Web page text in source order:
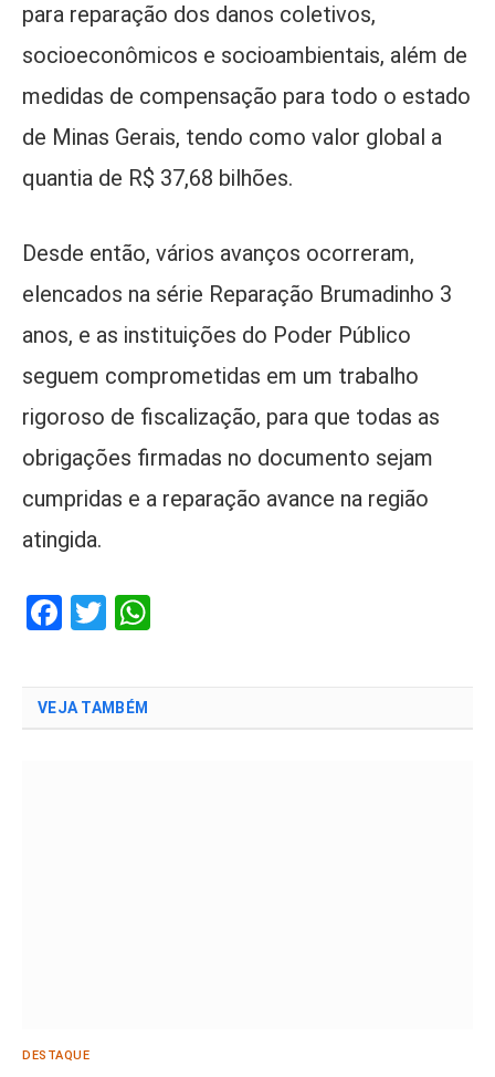
para reparação dos danos coletivos,
socioeconômicos e socioambientais, além de
medidas de compensação para todo o estado
de Minas Gerais, tendo como valor global a
quantia de R$ 37,68 bilhões.
Desde então, vários avanços ocorreram,
elencados na série Reparação Brumadinho 3
anos, e as instituições do Poder Público
seguem comprometidas em um trabalho
rigoroso de fiscalização, para que todas as
obrigações firmadas no documento sejam
cumpridas e a reparação avance na região
atingida.
Facebook
Twitter
VEJA TAMBÉM
DESTAQUE